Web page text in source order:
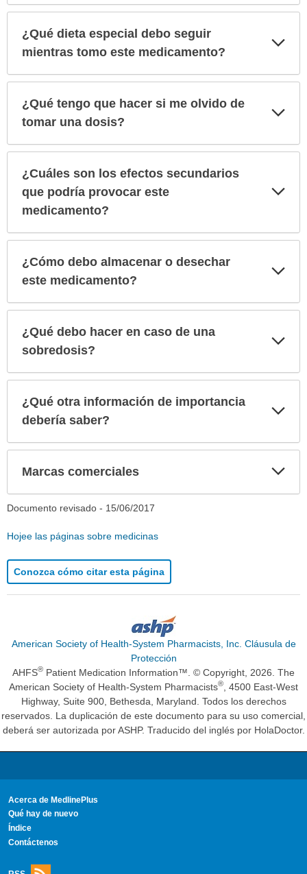
¿Qué dieta especial debo seguir
mientras tomo este medicamento?
¿Qué tengo que hacer si me olvido de
tomar una dosis?
¿Cuáles son los efectos secundarios
que podría provocar este
medicamento?
¿Cómo debo almacenar o desechar
este medicamento?
¿Qué debo hacer en caso de una
sobredosis?
¿Qué otra información de importancia
debería saber?
Marcas comerciales
Documento revisado - 15/06/2017
Hojee las páginas sobre medicinas
Conozca cómo citar esta página
American Society of Health-System Pharmacists, Inc. Cláusula de
Protección
AHFS® Patient Medication Information™. © Copyright, 2026. The
American Society of Health-System Pharmacists®
, 4500 East-West
Highway, Suite 900, Bethesda, Maryland. Todos los derechos
reservados. La duplicación de este documento para su uso comercial,
deberá ser autorizada por ASHP. Traducido del inglés por HolaDoctor.
Acerca de MedlinePlus
Qué hay de nuevo
Índice
Contáctenos